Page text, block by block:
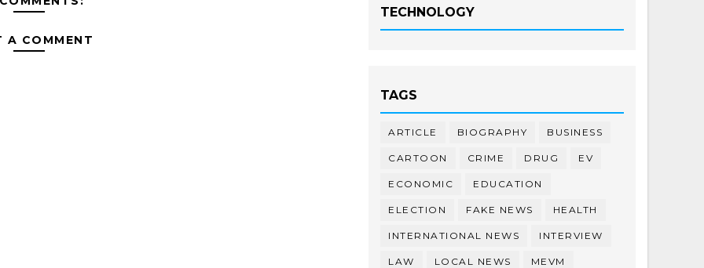
A COMMENT
TECHNOLOGY
TAGS
ARTICLE BIOGRAPHY BUSINESS
CARTOON CRIME DRUG EV
ECONOMIC EDUCATION
ELECTION FAKE NEWS HEALTH
INTERNATIONAL NEWS INTERVIEW
LAW LOCAL NEWS MEVM